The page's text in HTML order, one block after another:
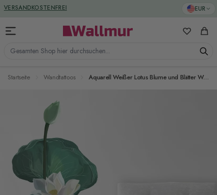
Zum Inhalt springen EUR
Gesamten Shop hier durchsuchen...
Meine
VERSANDKOSTENFREI
Startseite Wandtattoos Aquarell Weißer Lotus Blume und Blätter Wandtattoo